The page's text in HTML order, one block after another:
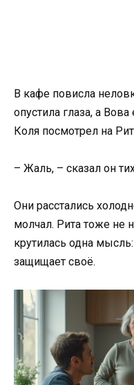
В кафе повисла
опустила глаза, а
Коля посмотрел на
– Жаль, – сказал он
Они расстались
молчал. Рита тоже не
крутилась одна
защищает своё.